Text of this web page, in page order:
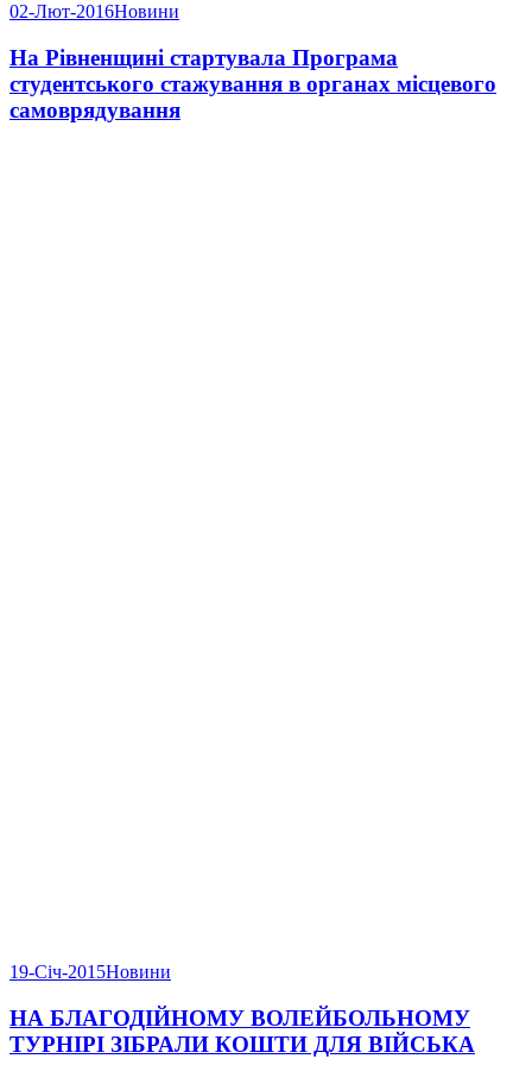
02-Лют-2016Новини
На Рівненщині стартувала Програма
студентського стажування в органах місцевого
самоврядування
19-Січ-2015Новини
НА БЛАГОДІЙНОМУ ВОЛЕЙБОЛЬНОМУ
ТУРНІРІ ЗІБРАЛИ КОШТИ ДЛЯ ВІЙСЬКА